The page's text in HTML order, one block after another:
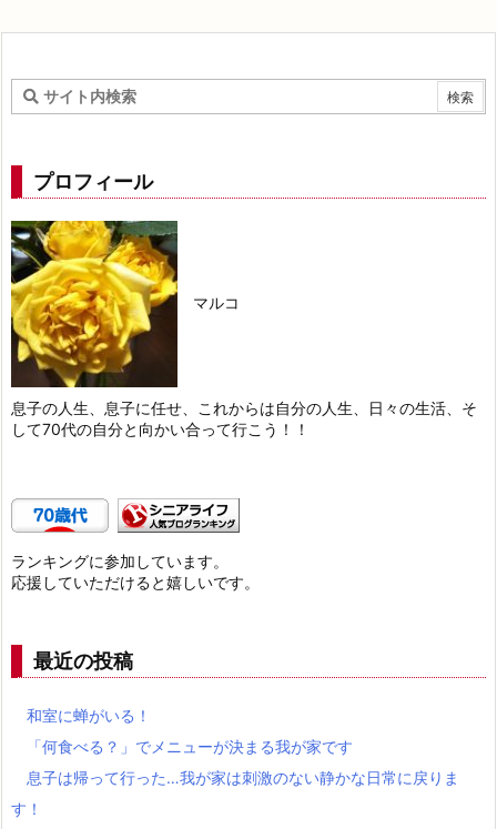
プロフィール
マルコ
息子の人生、息子に任せ、これからは自分の人生、日々の生活、そ
して70代の自分と向かい合って行こう！！
ランキングに参加しています。
応援していただけると嬉しいです。
最近の投稿
和室に蝉がいる！
「何食べる？」でメニューが決まる我が家です
息子は帰って行った…我が家は刺激のない静かな日常に戻りま
す！